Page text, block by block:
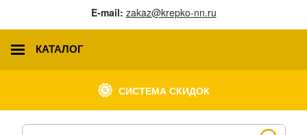
E-mail: zakaz@krepko-nn.ru
КАТАЛОГ
СИСТЕМА СКИДОК